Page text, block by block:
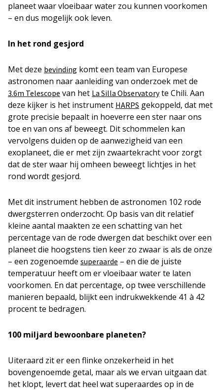
planeet waar vloeibaar water zou kunnen voorkomen
– en dus mogelijk ook leven.
In het rond gesjord
Met deze bevinding komt een team van Europese
astronomen naar aanleiding van onderzoek met de
3.6m Telescope van het La Silla Observatoryte Chili. Aan
deze kijker is het instrument HARPS gekoppeld, dat met
grote precisie bepaalt in hoeverre een ster naar ons
toe en van ons af beweegt. Dit schommelen kan
vervolgens duiden op de aanwezigheid van een
exoplaneet, die er met zijn zwaartekracht voor zorgt
dat de ster waar hij omheen beweegt lichtjes in het
rond wordt gesjord.
Met dit instrument hebben de astronomen 102 rode
dwergsterren onderzocht. Op basis van dit relatief
kleine aantal maakten ze een schatting van het
percentage van de rode dwergen dat beschikt over een
planeet die hoogstens tien keer zo zwaar is als de onze
– een zogenoemde superaarde – en die de juiste
temperatuur heeft om er vloeibaar water te laten
voorkomen. En dat percentage, op twee verschillende
manieren bepaald, blijkt een indrukwekkende 41 à 42
procent te bedragen.
100 miljard bewoonbare planeten?
Uiteraard zit er een flinke onzekerheid in het
bovengenoemde getal, maar als we ervan uitgaan dat
het klopt, levert dat heel wat superaardes op in de